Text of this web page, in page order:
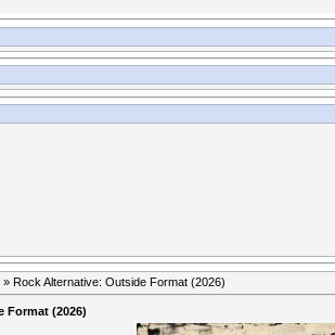
» Rock Alternative: Outside Format (2026)
Format (2026)